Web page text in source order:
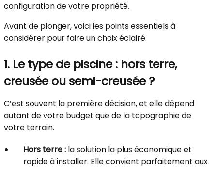
configuration de votre propriété.
Avant de plonger, voici les points essentiels à
considérer pour faire un choix éclairé.
1. Le type de piscine : hors terre,
creusée ou semi-creusée ?
C’est souvent la première décision, et elle dépend
autant de votre budget que de la topographie de
votre terrain.
Hors terre : la solution la plus économique et
rapide à installer. Elle convient parfaitement aux